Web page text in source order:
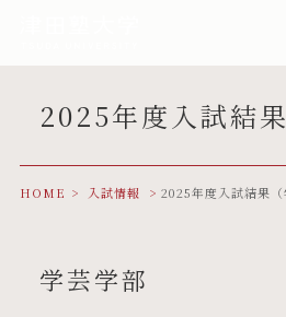
2025年度入試結果
HOME 入試情報 2025年度入試結果（
学芸学部